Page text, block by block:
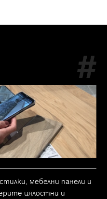
мебелни панели и
цялостни и